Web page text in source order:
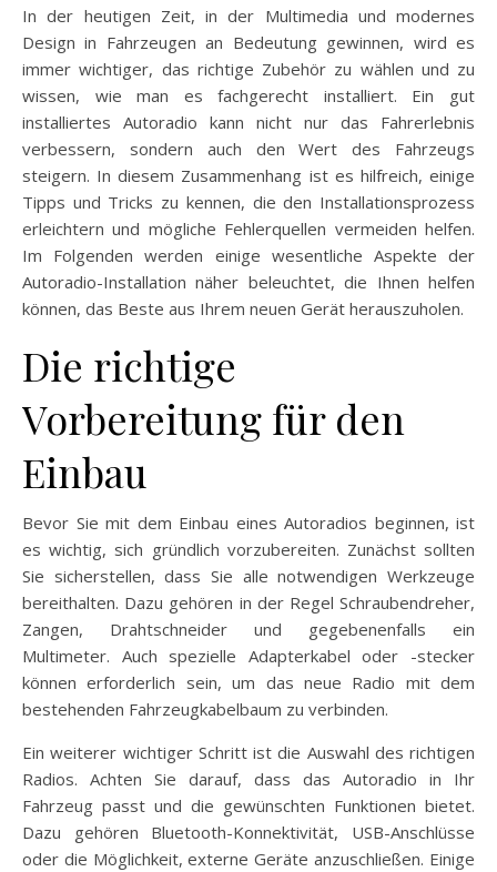
In der heutigen Zeit, in der Multimedia und modernes
Design in Fahrzeugen an Bedeutung gewinnen, wird es
immer wichtiger, das richtige Zubehör zu wählen und zu
wissen, wie man es fachgerecht installiert. Ein gut
installiertes Autoradio kann nicht nur das Fahrerlebnis
verbessern, sondern auch den Wert des Fahrzeugs
steigern. In diesem Zusammenhang ist es hilfreich, einige
Tipps und Tricks zu kennen, die den Installationsprozess
erleichtern und mögliche Fehlerquellen vermeiden helfen.
Im Folgenden werden einige wesentliche Aspekte der
Autoradio-Installation näher beleuchtet, die Ihnen helfen
können, das Beste aus Ihrem neuen Gerät herauszuholen.
Die richtige
Vorbereitung für den
Einbau
Bevor Sie mit dem Einbau eines Autoradios beginnen, ist
es wichtig, sich gründlich vorzubereiten. Zunächst sollten
Sie sicherstellen, dass Sie alle notwendigen Werkzeuge
bereithalten. Dazu gehören in der Regel Schraubendreher,
Zangen, Drahtschneider und gegebenenfalls ein
Multimeter. Auch spezielle Adapterkabel oder -stecker
können erforderlich sein, um das neue Radio mit dem
bestehenden Fahrzeugkabelbaum zu verbinden.
Ein weiterer wichtiger Schritt ist die Auswahl des richtigen
Radios. Achten Sie darauf, dass das Autoradio in Ihr
Fahrzeug passt und die gewünschten Funktionen bietet.
Dazu gehören Bluetooth-Konnektivität, USB-Anschlüsse
oder die Möglichkeit, externe Geräte anzuschließen. Einige